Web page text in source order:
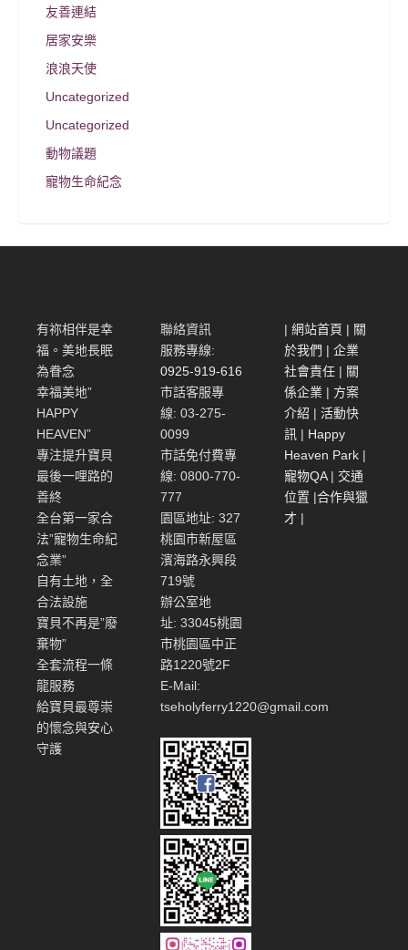
友善連結
居家安樂
浪浪天使
Uncategorized
Uncategorized
動物議題
寵物生命紀念
有祢相伴是幸
福。美地長眠
為眷念
幸福美地”
HAPPY
HEAVEN”
專注提升寶貝
最後一哩路的
善終
全台第一家合
法”寵物生命紀
念業”
自有土地，全
合法設施
寶貝不再是”廢
棄物”
全套流程一條
龍服務
給寶貝最尊崇
的懷念與安心
守護
聯絡資訊
服務專線:
0925-919-616
市話客服專
線: 03-275-
0099
市話免付費專
線: 0800-770-
777
園區地址: 327
桃園市新屋區
濱海路永興段
719號
辦公室地
址: 33045桃園
市桃園區中正
路1220號2F
E-Mail:
tseholyferry1220@gmail.com
| 網站首頁 | 關
於我們 | 企業
社會責任| 關
係企業| 方案
介紹 | 活動快
訊 | Happy
Heaven Park|
寵物QA| 交通
位置 |合作與獵
才|